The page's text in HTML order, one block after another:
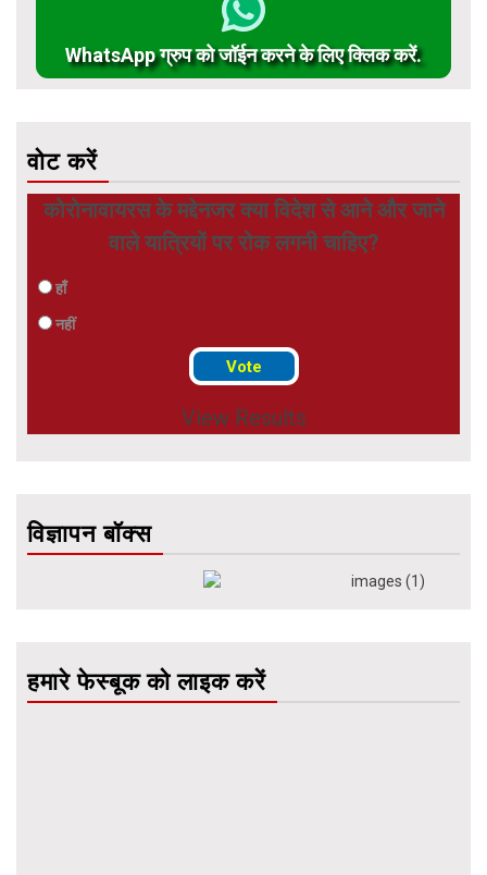
WhatsApp ग्रुप को जॉईन करने के लिए क्लिक करें.
वोट करें
कोरोनावायरस के मद्देनजर क्या विदेश से आने और जाने
वाले यात्रियों पर रोक लगनी चाहिए?
हाँ
नहीं
View Results
विज्ञापन बॉक्स
हमारे फेस्बूक को लाइक करें